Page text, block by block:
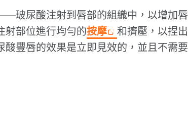
玻尿酸注射到唇部的組織中，以增加唇
射部位進行均勻的按摩
和擠壓，以捏出
豐唇的效果是立即見效的，並且不需要